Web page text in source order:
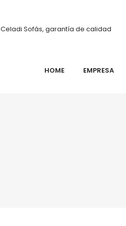
Celadi Sofás, garantía de calidad
HOME EMPRESA